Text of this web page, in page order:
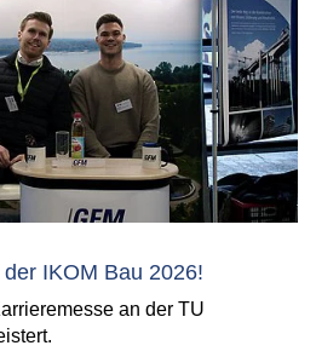
IKOM Bau 2026!
an der TU